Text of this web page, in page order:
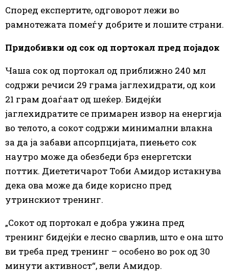
Според експертите, одговорот лежи во
рамнотежата помеѓу добрите и лошите страни.
Придобивки од сок од портокал пред појадок
Чаша сок од портокал од приближно 240 мл
содржи речиси 29 грама јаглехидрати, од кои
21 грам доаѓаат од шеќер. Бидејќи
јаглехидратите се примарен извор на енергија
во телото, а сокот содржи минимални влакна
за да ја забави апсорпцијата, пиењето сок
наутро може да обезбеди брз енергетски
поттик. Диететичарот Тоби Амидор истакнува
дека ова може да биде корисно пред
утринскиот тренинг.
„Сокот од портокал е добра ужина пред
тренинг бидејќи е лесно сварлив, што е она што
ви треба пред тренинг – особено во рок од 30
минути активност“, вели Амидор.